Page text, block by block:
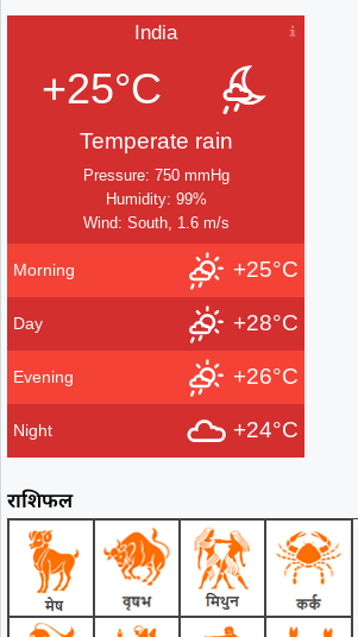
India
+25°C
Temperate rain
Pressure: 750 mmHg
Humidity: 99%
Wind: South, 1.6 m/s
Morning +25°C
Day +28°C
Evening +26°C
Night +24°C
राशिफल